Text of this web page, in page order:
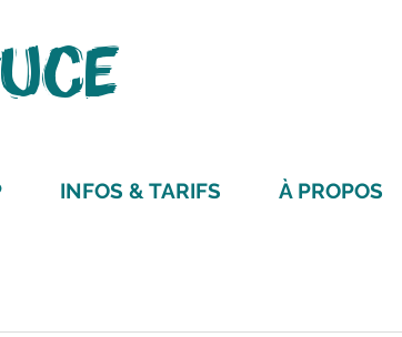
INFOS & TARIFS À PROPOS